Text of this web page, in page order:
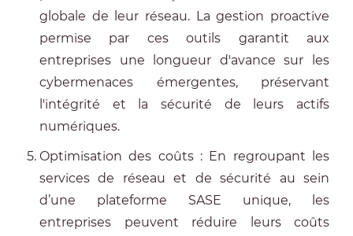
globale de leur réseau. La gestion proactive
permise par ces outils garantit aux
entreprises une longueur d'avance sur les
cybermenaces émergentes, préservant
l'intégrité et la sécurité de leurs actifs
numériques.
Optimisation des coûts : En regroupant les
services de réseau et de sécurité au sein
d’une plateforme SASE unique, les
entreprises peuvent réduire leurs coûts